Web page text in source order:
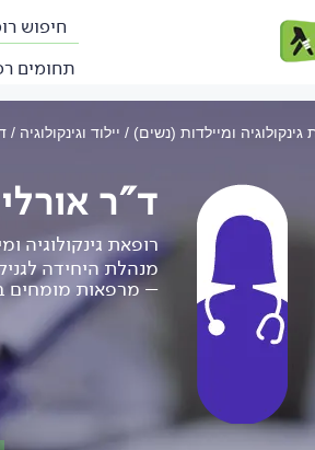
חיפוש
תחומים
גינקולוגיה ומיילדות (נשים) יילוד וגינקולוגיה
ד"ר
רופאת גינקולוגיה
מנהלת היחידה
– מרפאות מומחים